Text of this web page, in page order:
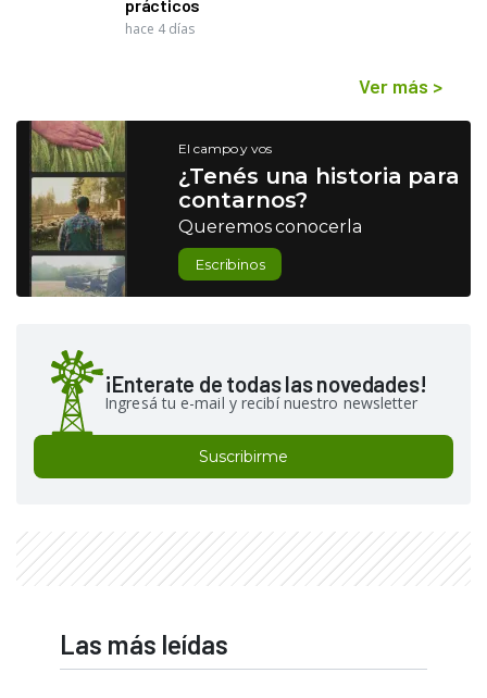
prácticos
hace 4 días
Ver más >
El campo y vos
¿Tenés una historia para
contarnos?
Queremos conocerla
Escribinos
¡Enterate de todas las novedades!
Ingresá tu e-mail y recibí nuestro newsletter
Suscribirme
Las más leídas